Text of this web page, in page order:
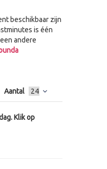
beschikbaar zijn
is één
andere
Aantal
Klik op